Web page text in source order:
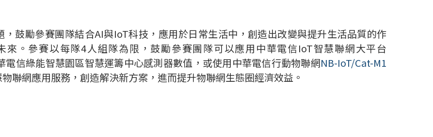
，鼓勵參賽團隊結合AI與IoT科技，應用於日常生活中，創造出改變與提升生活品質的作
來。參賽以每隊4人組隊為限，鼓勵參賽團隊可以應用中華電信IoT智慧聯網大平台
電信綠能智慧園區智慧運籌中心感測器數值，或使用中華電信行動物聯網NB-IoT/Cat-M1
聯網應用服務，創造解決新方案，進而提升物聯網生態圈經濟效益。